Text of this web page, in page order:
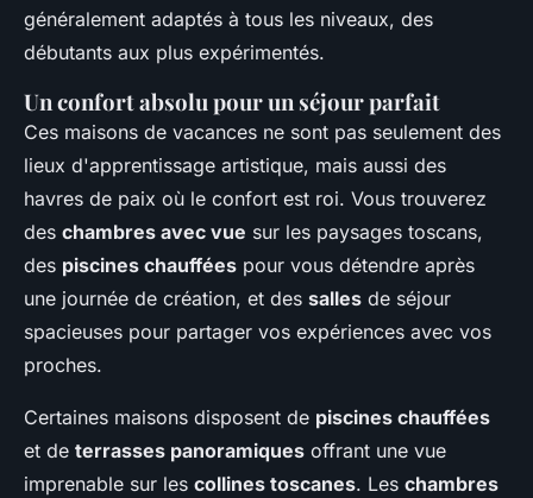
généralement adaptés à tous les niveaux, des
débutants aux plus expérimentés.
Un confort absolu pour un séjour parfait
Ces maisons de vacances ne sont pas seulement des
lieux d'apprentissage artistique, mais aussi des
havres de paix où le confort est roi. Vous trouverez
des chambres avec vue sur les paysages toscans,
des piscines chauffées pour vous détendre après
une journée de création, et des salles de séjour
spacieuses pour partager vos expériences avec vos
proches.
Certaines maisons disposent de piscines chauffées
et de terrasses panoramiques offrant une vue
imprenable sur les collines toscanes. Les chambres